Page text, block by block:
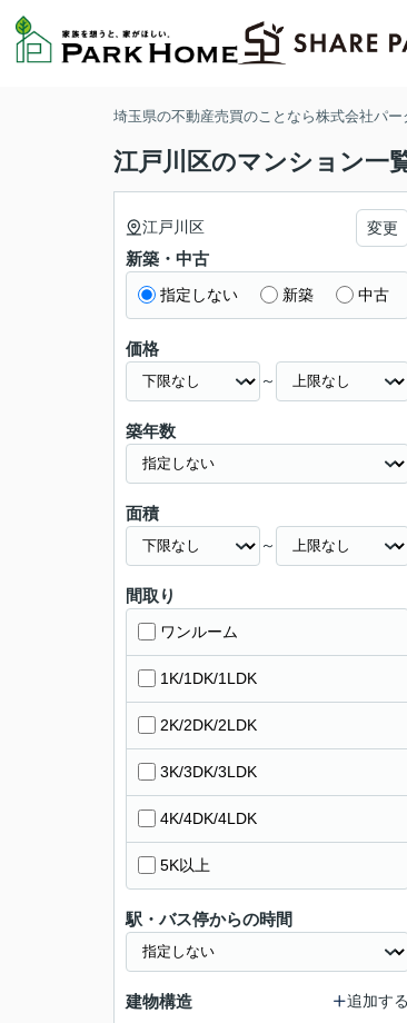
埼玉県の不動産売買のことなら株式会社パー
江戸川区のマンション一
江戸川区 変更
新築・中古
指定しない 新築 中古
価格
～
築年数
面積
～
間取り
ワンルーム
1K/1DK/1LDK
2K/2DK/2LDK
3K/3DK/3LDK
4K/4DK/4LDK
5K以上
駅・バス停からの時間
建物構造 追加する